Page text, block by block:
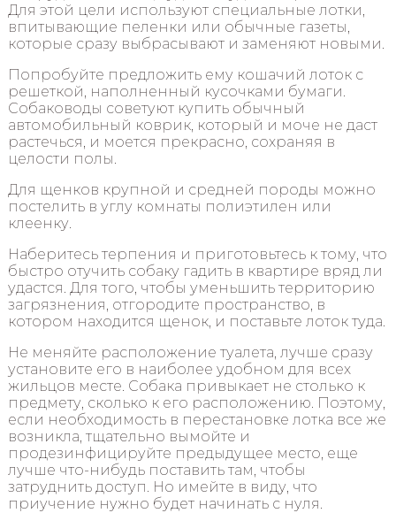
Для этой цели используют специальные лотки,
впитывающие пеленки или обычные газеты,
которые сразу выбрасывают и заменяют новыми.
Попробуйте предложить ему кошачий лоток с
решеткой, наполненный кусочками бумаги.
Собаководы советуют купить обычный
автомобильный коврик, который и моче не даст
растечься, и моется прекрасно, сохраняя в
целости полы.
Для щенков крупной и средней породы можно
постелить в углу комнаты полиэтилен или
клеенку.
Наберитесь терпения и приготовьтесь к тому, что
быстро отучить собаку гадить в квартире вряд ли
удастся. Для того, чтобы уменьшить территорию
загрязнения, отгородите пространство, в
котором находится щенок, и поставьте лоток туда.
Не меняйте расположение туалета, лучше сразу
установите его в наиболее удобном для всех
жильцов месте. Собака привыкает не столько к
предмету, сколько к его расположению. Поэтому,
если необходимость в перестановке лотка все же
возникла, тщательно вымойте и
продезинфицируйте предыдущее место, еще
лучше что-нибудь поставить там, чтобы
затруднить доступ. Но имейте в виду, что
приучение нужно будет начинать с нуля.